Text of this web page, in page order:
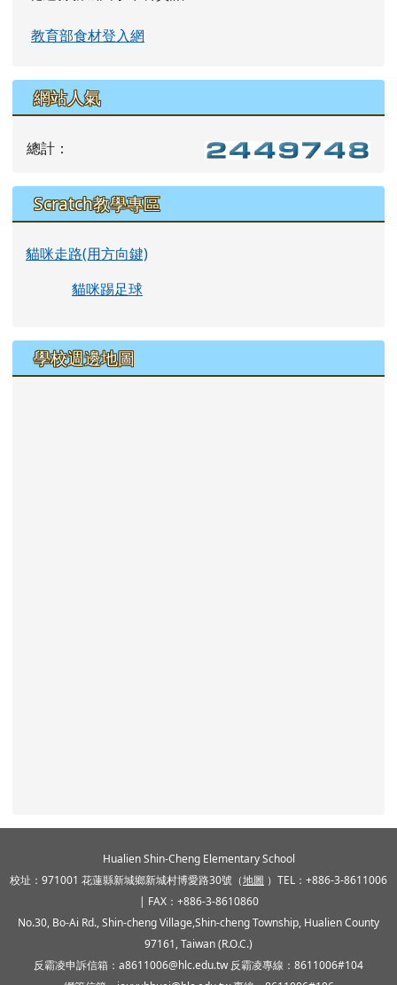
教育部食材登入網
網站人氣
總計：
Scratch教學專區
貓咪走路(用方向鍵)
貓咪踢足球
學校週邊地圖
Hualien Shin-Cheng Elementary School
校址：971001 花蓮縣新城鄉新城村博愛路30號（地圖 ）TEL：+886-3-8611006
| FAX：+886-3-8610860
No.30, Bo-Ai Rd., Shin-cheng Village,Shin-cheng Township, Hualien County
97161, Taiwan (R.O.C.)
反霸凌申訴信箱：a8611006@hlc.edu.tw 反霸凌專線：8611006#104